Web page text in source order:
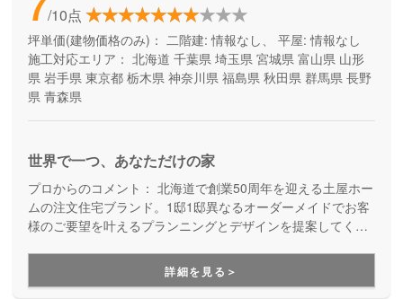
/10点
坪単価(建物価格のみ)： 二階建: 情報なし、 平屋: 情報なし
施工対応エリア： 北海道 千葉県 埼玉県 宮城県 富山県 山形
県 岩手県 東京都 栃木県 神奈川県 福島県 秋田県 群馬県 長野
県 青森県
世界で一つ、あなただけの家
プロからのコメント： 北海道で創業50周年を迎える土屋ホー
ムの注文住宅ブランド。1邸1邸異なるオーダーメイドでお客
様のご要望を叶えるプランニングとデザインを提案してくれ
詳細を見る＞